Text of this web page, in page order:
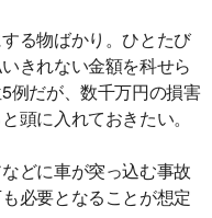
る物ばかり。ひとたび
きれない金額を科せら
例だが、数千万円の損害
頭に入れておきたい。
どに車が突っ込む事故
必要となることが想定